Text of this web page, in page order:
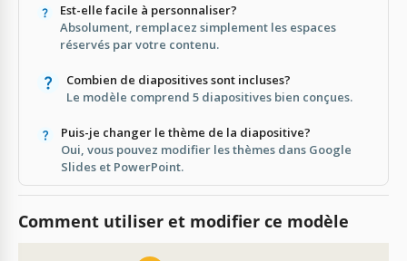
Est-elle facile à personnaliser?
Absolument, remplacez simplement les espaces
réservés par votre contenu.
Combien de diapositives sont incluses?
Le modèle comprend 5 diapositives bien conçues.
Puis-je changer le thème de la diapositive?
Oui, vous pouvez modifier les thèmes dans Google
Slides et PowerPoint.
Comment utiliser et modifier ce modèle